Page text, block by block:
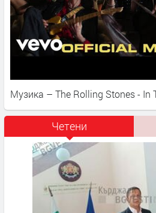
Музика – The Rolling Stones - In
Четени